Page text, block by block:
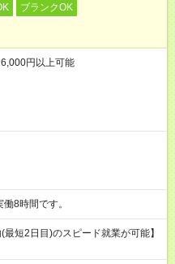
ブランクOK
円以上可能
ち実働8時間です。
短2日目)のスピード就業が可能】